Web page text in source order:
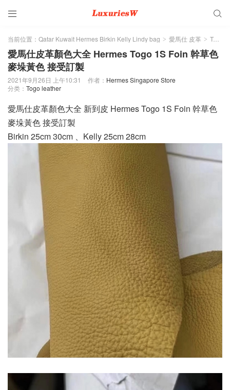
 
当前位置： Qatar Kuwait Hermes Birkin Kelly Lindy bag > 愛馬仕 皮革 > Togo leather
愛馬仕皮革顏色大全 Hermes Togo 1S Foin 幹草色
麥垛黃色 接受訂製
2021年9月26日 上午10:31 作者： Hermes Singapore Store
分类： Togo leather
愛馬仕皮革顏色大全 新到皮 Hermes Togo 1S Foin 幹草色
麥垛黃色 接受訂製
Birkin 25cm 30cm 、Kelly 25cm 28cm